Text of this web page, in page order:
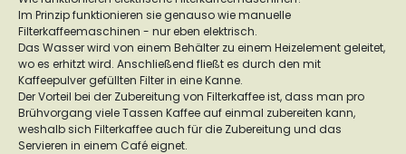
Im Prinzip funktionieren sie genauso wie manuelle
Filterkaffeemaschinen - nur eben elektrisch.
Das Wasser wird von einem Behälter zu einem Heizelement geleitet,
wo es erhitzt wird. Anschließend fließt es durch den mit
Kaffeepulver gefüllten Filter in eine Kanne.
Der Vorteil bei der Zubereitung von Filterkaffee ist, dass man pro
Brühvorgang viele Tassen Kaffee auf einmal zubereiten kann,
weshalb sich Filterkaffee auch für die Zubereitung und das
Servieren in einem Café eignet.